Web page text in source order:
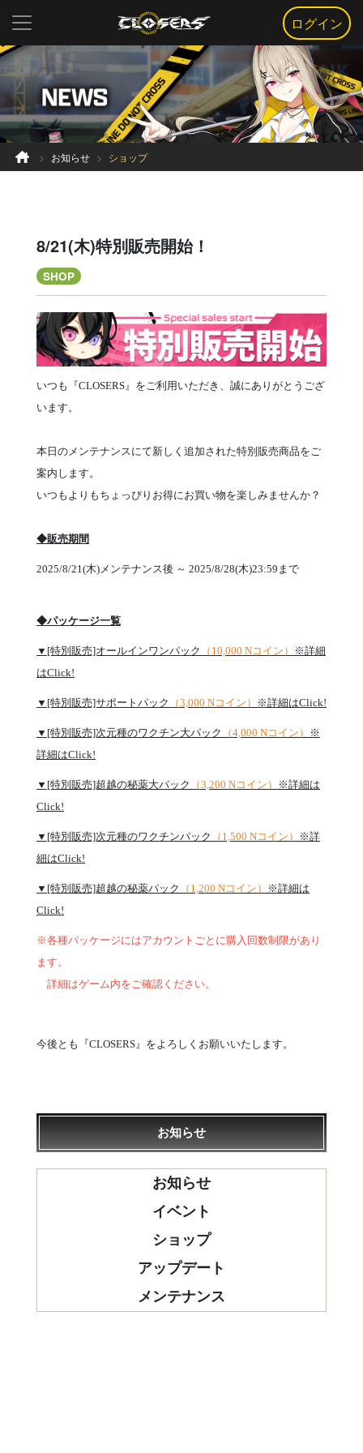
ログイン
お知らせ ショップ
8/21(木)特別販売開始！
SHOP
いつも『CLOSERS』をご利用いただき、誠にありがとうござ
います。
本日のメンテナンスにて新しく追加された特別販売商品をご
案内します。
いつもよりもちょっぴりお得にお買い物を楽しみませんか？
◆販売期間
2025/8/21(木)メンテナンス後 ～ 2025/8/28(木)23:59まで
◆パッケージ一覧
▼[特別販売]オールインワンパック （10,000 Nコイン）
※詳細
はClick!
▼[特別販売]サポートパック （3,000 Nコイン） ※詳細はClick!
▼[特別販売]次元種のワクチン大パック （4,000 Nコイン）
※
詳細はClick!
▼[特別販売]超越の秘薬大パック （3,200 Nコイン）
※詳細は
Click!
▼[特別販売]次元種のワクチンパック （1,500 Nコイン）
※詳
細はClick!
▼[特別販売]超越の秘薬パック （1,200 Nコイン）
※詳細は
Click!
※各種パッケージにはアカウントごとに購入回数制限があり
ます。
詳細はゲーム内をご確認ください。
今後とも『CLOSERS』をよろしくお願いいたします。
お知らせ
お知らせ
イベント
ショップ
アップデート
メンテナンス